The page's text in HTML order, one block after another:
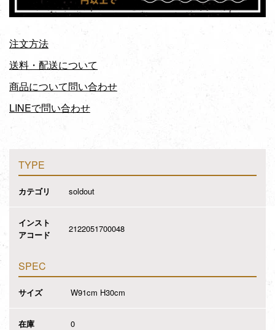
注文方法
送料・配送について
商品について問い合わせ
LINEで問い合わせ
TYPE
カテゴリ soldout
インスト
アコード
2122051700048
SPEC
サイズ W91cm H30cm
在庫 0